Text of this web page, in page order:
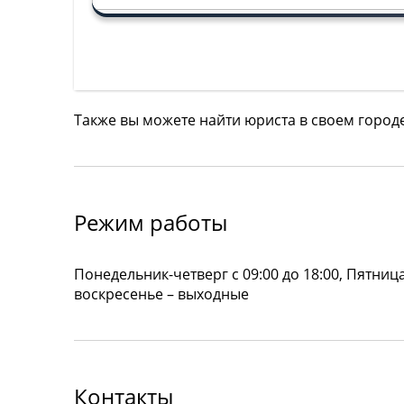
Также вы можете найти юриста в своем
Режим работы
Понедельник-четверг с 09:00 до 18:00,
воскресенье – выходные
Контакты